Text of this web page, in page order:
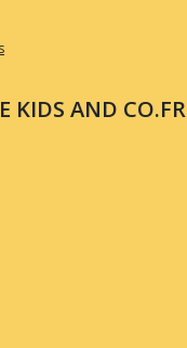
KIDS AND CO.FR